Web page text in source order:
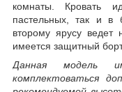
комнаты. Кровать
пастельных, так и в
второму ярусу ведет
имеется защитный
Данная модель
комплектоваться